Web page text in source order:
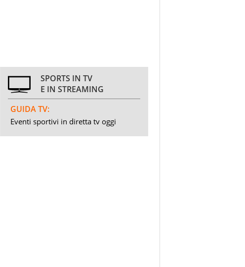
SPORTS IN TV
E IN STREAMING
GUIDA TV:
Eventi sportivi in diretta tv oggi